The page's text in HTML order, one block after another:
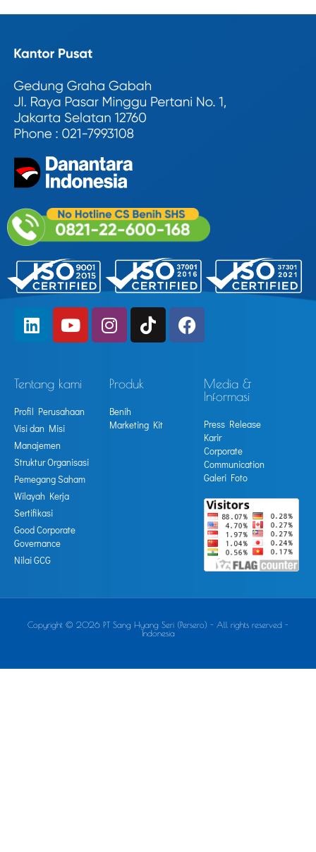
Tentang kami
Profil Perusahaan
Visi dan Misi
Manajemen
Struktur Organisasi
Pemegang Saham
Wilayah Kerja
Sertifikasi
Good Corporate
Governance
Nilai GCG
Produk
Benih
Marketing Kit
Media &
Informasi
Press Release
Karir
Corporate
Communication
Galeri Foto
Copyright © 2026 PT Sang Hyang Seri (Persero) - All rights reserved -
Indonesia